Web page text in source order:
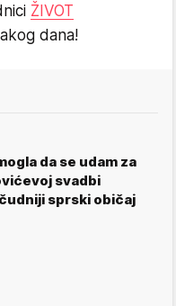
ŽIVOT
dana!
da se udam za
svadbi
sprski običaj